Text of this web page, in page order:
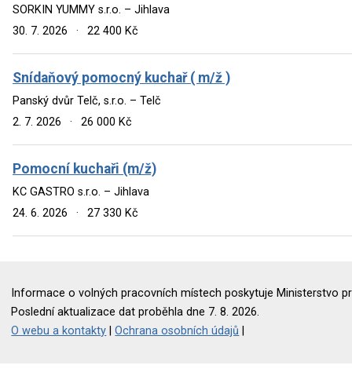
SORKIN YUMMY s.r.o. – Jihlava
30. 7. 2026
· 22 400 Kč
Snídaňový pomocný kuchař ( m/ž )
Panský dvůr Telč, s.r.o. – Telč
2. 7. 2026
· 26 000 Kč
Pomocní kuchaři (m/ž)
KC GASTRO s.r.o. – Jihlava
24. 6. 2026
· 27 330 Kč
Informace o volných pracovních místech poskytuje Ministerstvo
Poslední aktualizace dat proběhla dne 7. 8. 2026.
O webu a kontakty |Ochrana osobních údajů